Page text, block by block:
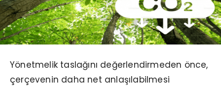
Yönetmelik taslağını değerlendirmeden önce,
çerçevenin daha net anlaşılabilmesi